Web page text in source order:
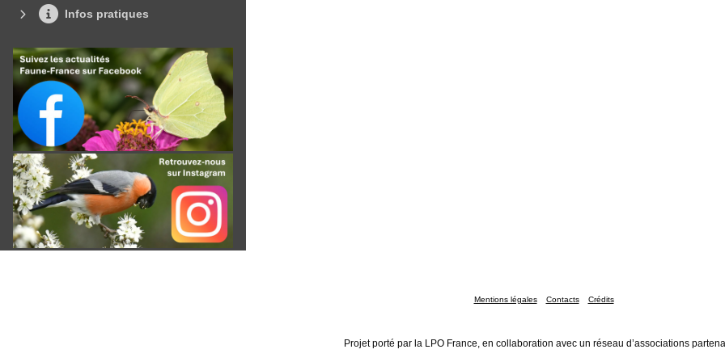
Infos pratiques
Mentions légales Contacts Crédits
Projet porté par la LPO France, en collaboration avec un réseau d’associations